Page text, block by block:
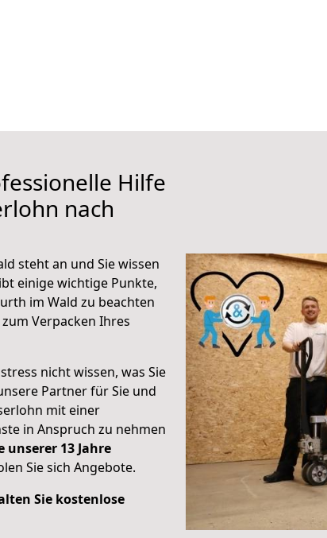
Hilfe
nach
steht an und Sie wissen
einige wichtige Punkte,
im Wald zu beachten
Verpacken Ihres
nicht wissen, was Sie
Partner für Sie und
mit einer
in Anspruch zu nehmen
unserer 13 Jahre
Sie sich Angebote.
Sie kostenlose